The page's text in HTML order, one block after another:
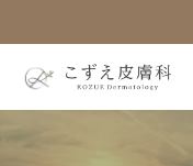
ホーム